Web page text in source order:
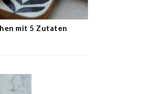
mit 5 Zutaten